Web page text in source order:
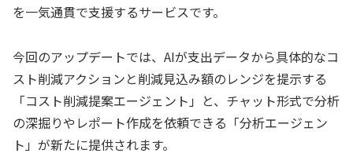
を一気通貫で支援するサービスです。
今回のアップデートでは、AIが支出データから具体的なコ
スト削減アクションと削減見込み額のレンジを提示する
「コスト削減提案エージェント」と、チャット形式で分析
の深掘りやレポート作成を依頼できる「分析エージェン
ト」が新たに提供されます。